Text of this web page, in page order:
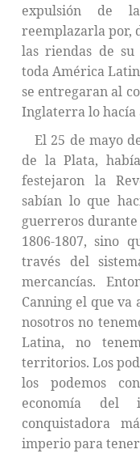
expulsión de
reemplazarla por,
las riendas de
toda América
se entregaran al
Inglaterra lo hacía
El 25 de mayo
de la Plata,
festejaron la
sabían lo que
guerreros durante
1806-1807, sino
través del
mercancías.
Canning el que va
nosotros no
Latina, no
territorios. Los
los podemos
economía
conquistadora
imperio para